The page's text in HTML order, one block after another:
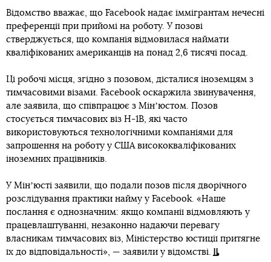
Відомство вважає, що Facebook надає іммігрантам нечесні
преференції при прийомі на роботу. У позові
стверджується, що компанія відмовилася наймати
кваліфікованих американців на понад 2,6 тисячі посад.
Ці робочі місця, згідно з позовом, дісталися іноземцям з
тимчасовими візами. Facebook оскаржила звинувачення,
але заявила, що співпрацює з Мінʼюстом. Позов
стосується тимчасових віз H-1B, які часто
використовуються технологічними компаніями для
запрошення на роботу у США висококваліфікованих
іноземних працівників.
У Мінʼюсті заявили, що подали позов після дворічного
розслідування практики найму у Facebook. «Наше
послання є однозначним: якщо компанії відмовляють у
працевлаштуванні, незаконно надаючи перевагу
власникам тимчасових віз, Міністерство юстиції притягне
їх до відповідальності», — заявили у відомстві.